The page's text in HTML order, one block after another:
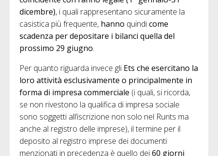
dicembre), i quali rappresentano sicuramente la
casistica più frequente, hanno quindicome
scadenza per depositare i bilanci quella del
prossimo 29 giugno.
Per quanto riguarda invece gli Ets che esercitano la
loro attività esclusivamente o principalmente in
forma di impresa commerciale (i quali, si ricorda,
se non rivestono la qualifica di impresa sociale
sono soggetti all’iscrizione non solo nel Runts ma
anche al registro delle imprese), il termine per il
deposito al registro imprese dei documenti
menzionati in precedenza è quello dei60 giorni